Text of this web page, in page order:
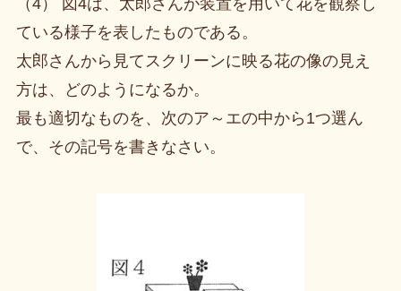
（4） 図4は、太郎さんが装置を用いて花を観察し
ている様子を表したものである。
太郎さんから見てスクリーンに映る花の像の見え
方は、どのようになるか。
最も適切なものを、次のア～エの中から1つ選ん
で、その記号を書きなさい。